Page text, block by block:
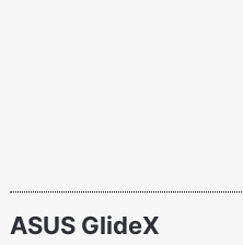
ASUS GlideX